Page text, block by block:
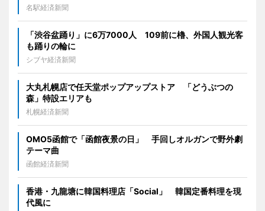
名駅経済新聞
「渋谷盆踊り」に6万7000人 109前に櫓、外国人観光客
も踊りの輪に
シブヤ経済新聞
大丸札幌店で任天堂ポップアップストア 「どうぶつの
森」特設エリアも
札幌経済新聞
OMO5函館で「函館夜景の日」 手回しオルガンで野外劇
テーマ曲
函館経済新聞
香港・九龍塘に韓国料理店「Social」 韓国定番料理を現
代風に